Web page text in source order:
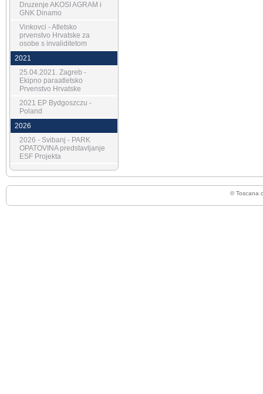
Druzenje AKOSI AGRAM i
GNK Dinamo
Vinkovci - Atletsko
prvenstvo Hrvatske za
osobe s invaliditetom
2021
25.04.2021. Zagreb -
Ekipno paraatletsko
Prvenstvo Hrvatske
2021 EP Bydgoszczu -
Poland
2026
2026 - Svibanj - PARK
OPATOVINA predstavljanje
ESF Projekta
© Toscana